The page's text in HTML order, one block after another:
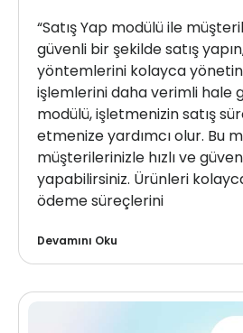
“Satış Yap modülü ile
güvenli bir şekilde satış
yöntemlerini kolayca yönetin
işlemlerini daha verimli hale
modülü, işletmenizin satış
etmenize yardımcı olur. Bu
müşterilerinizle hızlı ve
yapabilirsiniz. Ürünleri
ödeme süreçlerini
Devamını Oku